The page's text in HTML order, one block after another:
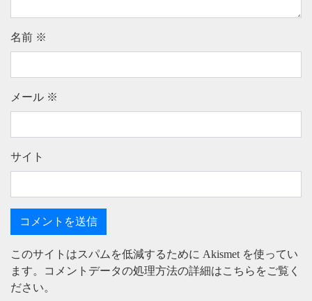
名前 ※
メール ※
サイト
このサイトはスパムを低減するために Akismet を使ってい
ます。
コメントデータの処理方法の詳細はこちらをご覧く
ださい。